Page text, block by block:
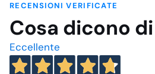
RECENSIONI VERIFICATE
Cosa dicono
Eccellente